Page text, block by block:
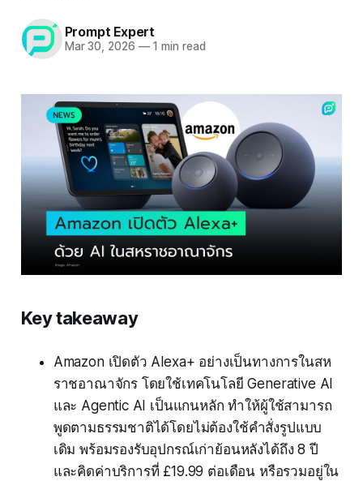
Prompt Expert
Mar 30, 2026 —1 min read
Key takeaway
Amazon เปิดตัว Alexa+ อย่างเป็นทางการในสห
ราชอาณาจักร โดยใช้เทคโนโลยี Generative AI
และ Agentic AI เป็นแกนหลัก ทำให้ผู้ใช้สามารถ
พูดตามธรรมชาติได้โดยไม่ต้องใช้คำสั่งรูปแบบ
เดิม พร้อมรองรับอุปกรณ์เก่าย้อนหลังได้ถึง 8 ปี
และคิดค่าบริการที่ £19.99 ต่อเดือน หรือรวมอยู่ใน